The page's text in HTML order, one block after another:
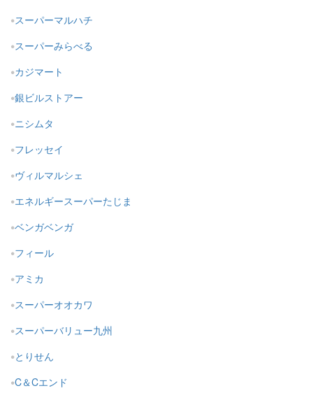
スーパーマルハチ
スーパーみらべる
カジマート
銀ビルストアー
ニシムタ
フレッセイ
ヴィルマルシェ
エネルギースーパーたじま
ベンガベンガ
フィール
アミカ
スーパーオオカワ
スーパーバリュー九州
とりせん
C＆Cエンド